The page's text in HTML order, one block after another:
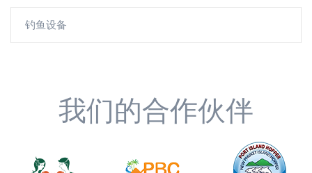
钓鱼设备
我们的合作伙伴